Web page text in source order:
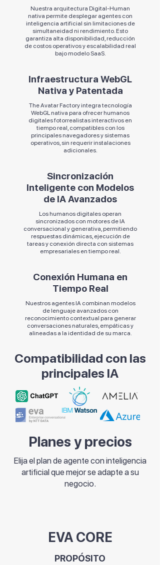
Nuestra arquitectura Digital-Human
nativa permite desplegar agentes con
inteligencia artificial sin limitaciones de
simultaneidad ni rendimiento. Esto
garantiza alta disponibilidad, reducción
de costos operativos y escalabilidad real
bajo modelo SaaS.
Infraestructura WebGL
Nativa y Patentada
The Avatar Factory integra tecnología
WebGL nativa para ofrecer humanos
digitales fotorrealistas interactivos en
tiempo real, compatibles con los
principales navegadores y sistemas
operativos, sin requerir instalaciones
adicionales.
Sincronización
Inteligente con Modelos
de IA Avanzados
Los humanos digitales operan
sincronizados con motores de IA
conversacional y generativa, permitiendo
respuestas dinámicas, ejecución de
tareas y conexión directa con sistemas
empresariales en tiempo real.
Conexión Humana en
Tiempo Real
Nuestros agentes IA combinan modelos
de lenguaje avanzados con
reconocimiento contextual para generar
conversaciones naturales, empáticas y
alineadas a la identidad de su marca.
Compatibilidad con las
principales IA
Planes y precios
Elija el plan de agente con inteligencia
artificial que mejor se adapte a su
negocio.
EVA CORE
PROPÓSITO